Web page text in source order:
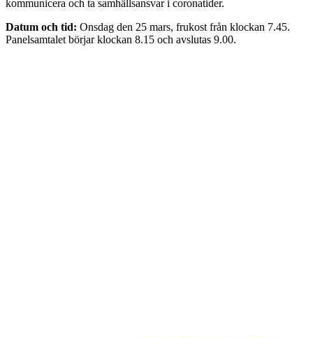
kommunicera och ta samhällsansvar i coronatider.
Datum och tid: Onsdag den 25 mars, frukost från klockan 7.45.
Panelsamtalet börjar klockan 8.15 och avslutas 9.00.